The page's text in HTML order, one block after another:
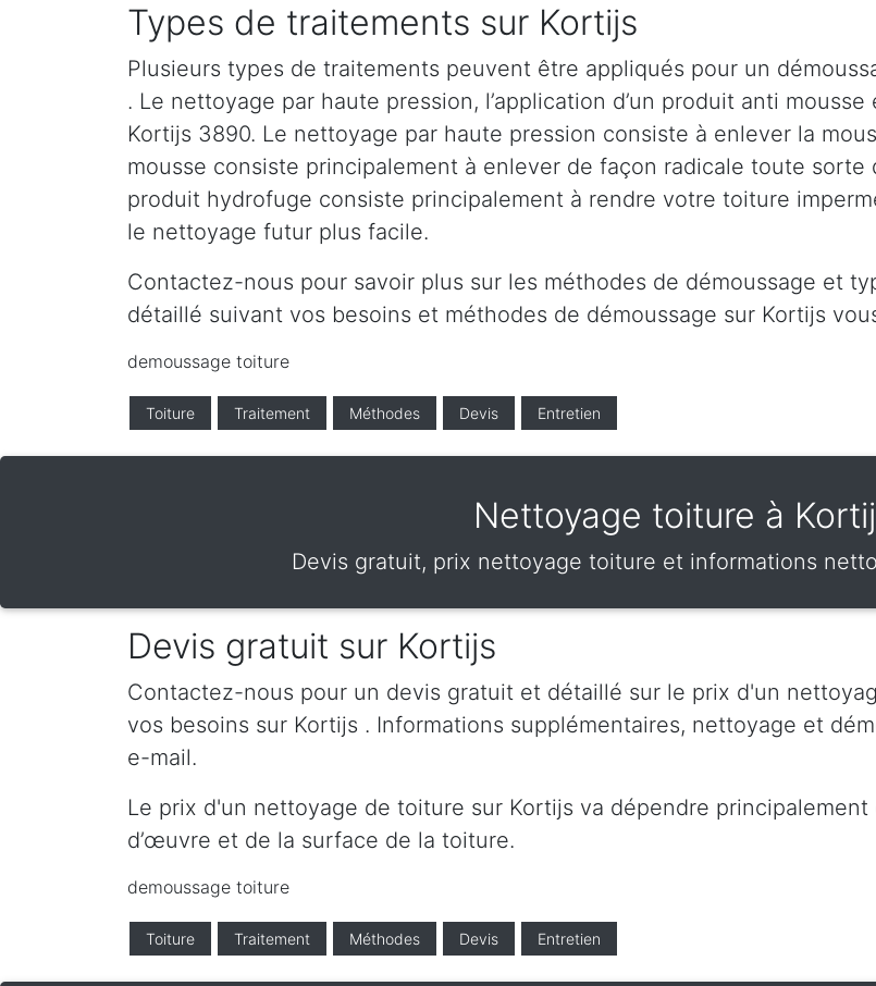
Types de traitements sur Kortijs
Plusieurs types de traitements peuvent être appliqués pour un
. Le nettoyage par haute pression, l’application d’un produit anti
Kortijs 3890. Le nettoyage par haute pression consiste à enlever la
mousse consiste principalement à enlever de façon radicale toute sorte
produit hydrofuge consiste principalement à rendre votre toiture
le nettoyage futur plus facile.
Contactez-nous pour savoir plus sur les méthodes de démoussage et
détaillé suivant vos besoins et méthodes de démoussage sur Kortijs
demoussage toiture
Toiture Traitement Méthodes Devis Entretien
Nettoyage toiture à
Devis gratuit, prix nettoyage toiture et informations
Devis gratuit sur Kortijs
Contactez-nous pour un devis gratuit et détaillé sur le prix d'un
vos besoins sur Kortijs . Informations supplémentaires, nettoyage et
e-mail.
Le prix d'un nettoyage de toiture sur Kortijs va dépendre
d’œuvre et de la surface de la toiture.
demoussage toiture
Toiture Traitement Méthodes Devis Entretien